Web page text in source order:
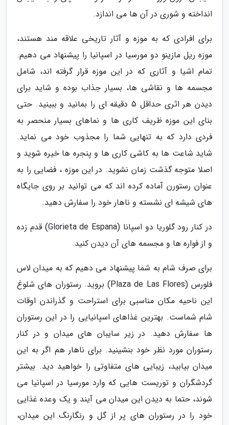
انداخته و شوری در آن ها می اندازد.
برای افرادی که به موزه و آثار تاریخی علاقه مند هستند،
موزه ریل مازینو دو مورسیا در اسپانیا را پیشنهاد می دهیم.
تمام اشیا و آثاری که در این موزه قرار گرفته اند، شامل
مجسمه ها و نقاشی ها، بسیار جذاب بوده و شاید برای
دیدن هر اثری حداقل 5 دقیقه ای را بمانید و ببینید. حتی
بنای این موزه ظریف کاری ها و نماهای بسیار منحصر به
فردی دارد که به تنهایی شما را مجذوب خود می نماید.
شاید شاعت ها به کاشی کاری ها و پنجره ها خیره شوید و
اصلا متوجه گذشت زمان نشوید. در این موزه ، فضایی را به
عنوان رستورن آماده کرده اند که می توانید بر روی جایگاه
های شیشه ای نشسته و ناهار خود را سفارش دهید.
در کنار رود گلوریا دو اسپانا (Glorieta de Espana) قدم زده
و از فواره ها و مجسمه های آن دیدن کنید.
برای صرف شام به شما پیشنهاد می دهیم که به میدان لاس
فلورس (Plaza de Las Flores) بروید. رستوران های شلوغ
این ناحیه مکان مناسبی برای استراحت و گذراندن اوقات
شام شماست. بهترین غذاهای اسپانیایی را در این رستوران
ها سفارش دهید. در زیر سایبان های میدان و در کنار
رستوران مورد نظر خود بنشینید. برای ناهار هم اگر به این
میدان بیابید، زیبایی های متفاوتی را خواهید دید. بیشتر
گردشگران و توریست هایی که وارد مورسیا در اسپانیا می
شوند، حتما به دیدن این میدان می آیند و یک وعده غذایی
خود را در رستوران های پر از گل و رنگارنگ این میدان،